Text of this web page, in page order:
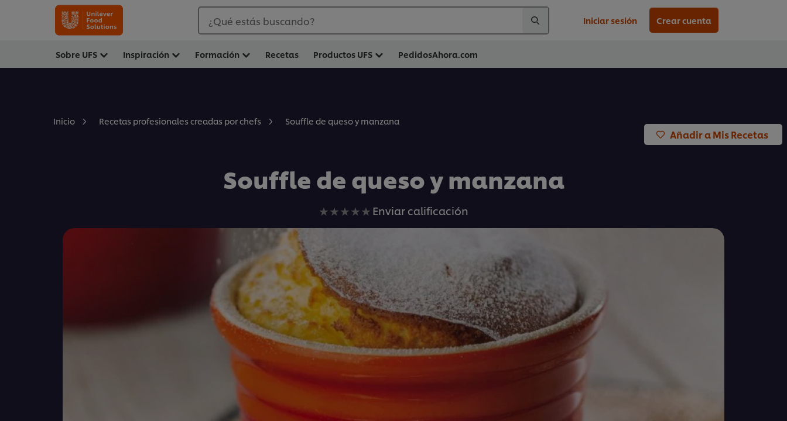
¿Qué estás buscando? Iniciar sesión Crear cuenta
Sobre UFS Inspiración Formación Recetas Productos UFS PedidosAhora.com
Inicio Recetas profesionales creadas por chefs Souffle de queso y manzana
Añadir a Mis Recetas
Souffle de queso y manzana
No
se
calificaciones
para
este
recipe
Enviar calificación